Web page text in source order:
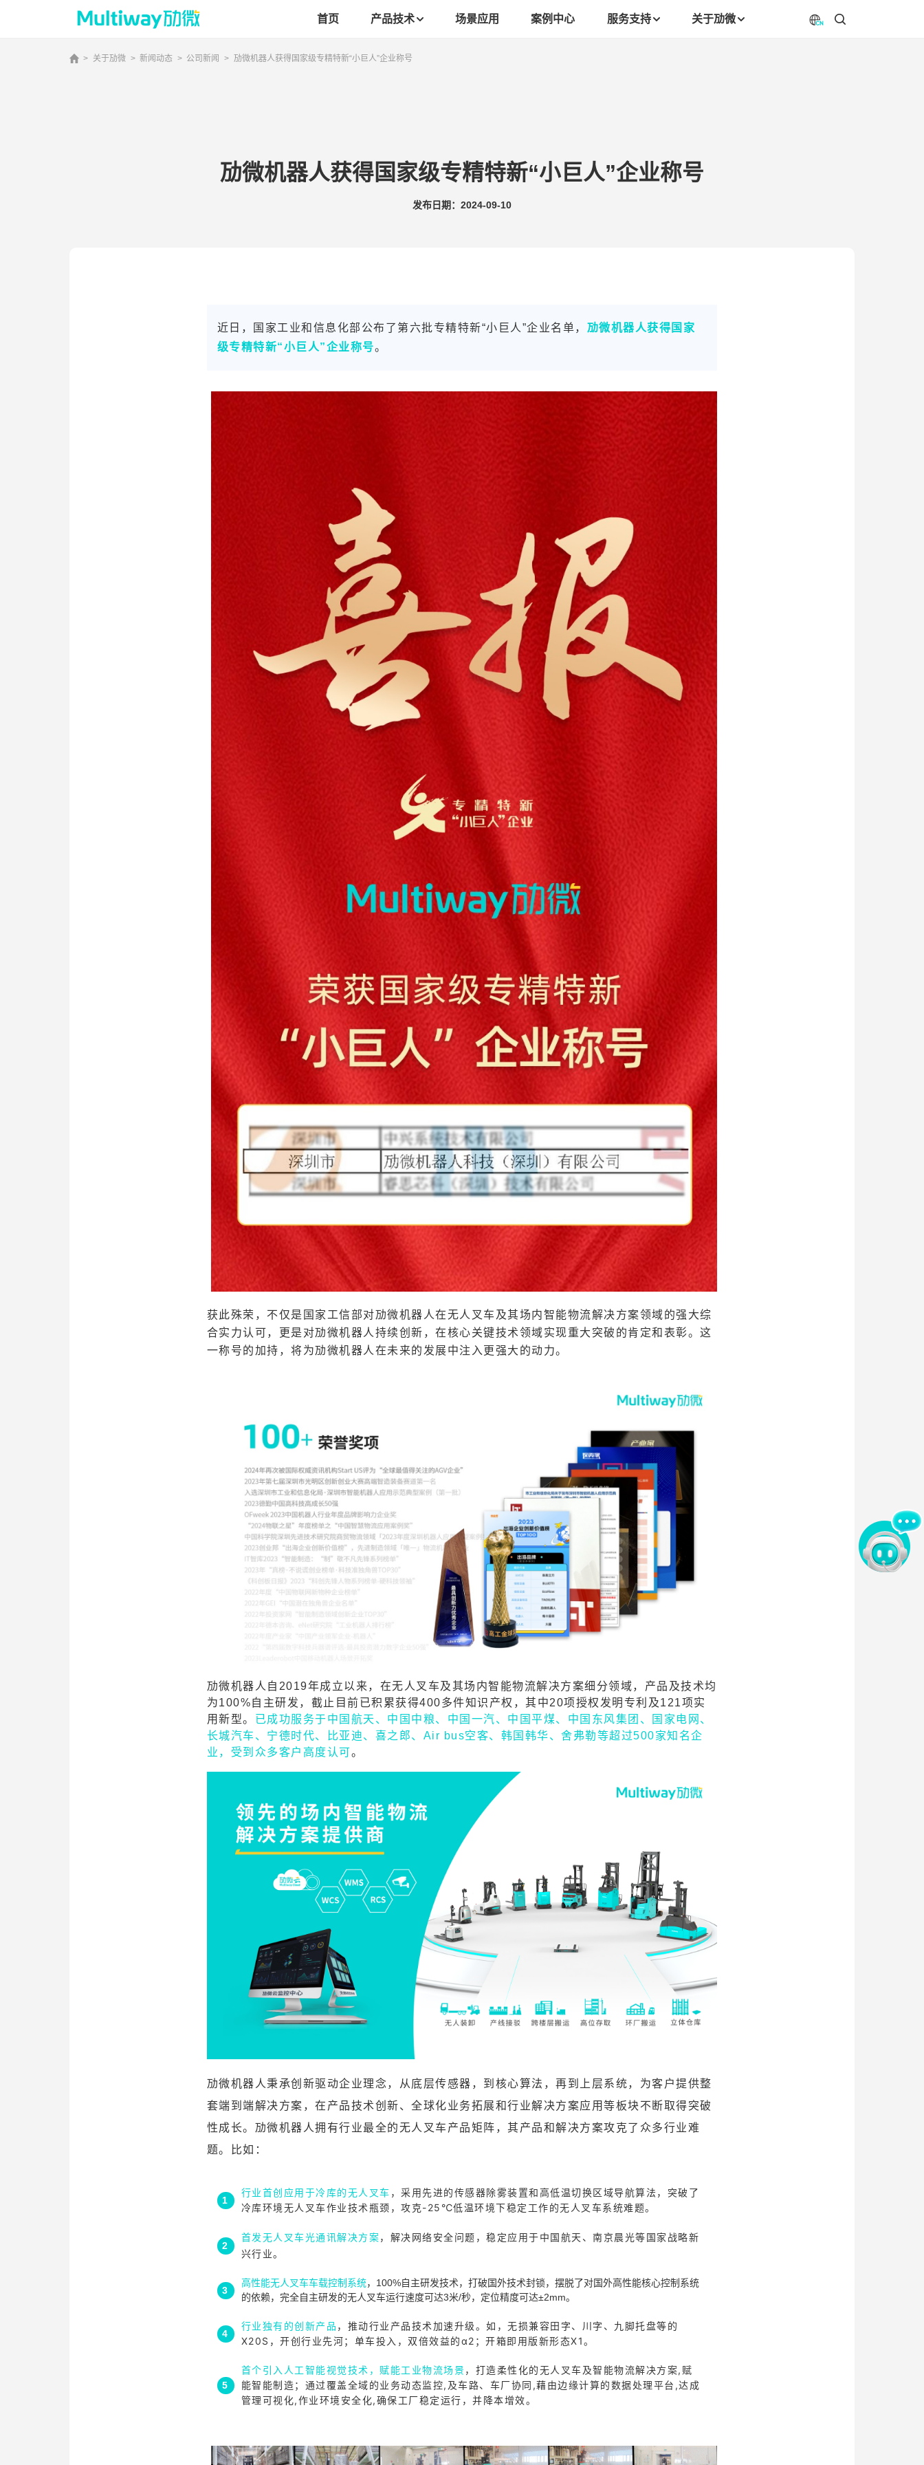
首页 产品技术 场景应用 案例中心 服务支持 关于劢微
> 关于劢微 > 新闻动态 > 公司新闻 > 劢微机器人获得国家级专精特新“小巨人”企业称号
劢微机器人获得国家级专精特新“小巨人”企业称号
发布日期：2024-09-10
近日，国家工业和信息化部公布了第六批专精特新“小巨人”企业名单， 劢微机器人获得国家
级专精特新“小巨人”企业称号。
获此殊荣，不仅是国家工信部对劢微机器人在无人叉车及其场内智能物流解决方案领域的强大综
合实力认可，更是对劢微机器人持续创新，在核心关键技术领域实现重大突破的肯定和表彰。这
一称号的加持，将为劢微机器人在未来的发展中注入更强大的动力。
劢微机器人自2019年成立以来，在无人叉车及其场内智能物流解决方案细分领域，产品及技术均
为100%自主研发，截止 目前已积累获得400多件知识产权，其中20项授权发明专利及121项实
用新型。
已成功服务于中国航天、中国中粮、中国一汽、中国平煤、中国东风集团、国家电网、
长城汽车、宁德时代、比亚迪、喜之郎、Air bus空客、韩国韩华、舍弗勒等超过500家知名企
业，受到众多客户高度认可 。
劢微机器人秉承创新驱动企业理念，从底层传感器，到核心算法，再到上层系统，为客户提供整
套端到端解决方案，在产品技术创新、全球化业务拓展和行业解决方案应用等板块不断取得突破
性成长。劢微机器人拥有行业最全的无人叉车产品矩阵，其产品和解决方案攻克了众多行业难
题。比如：
1
行业首创应用于冷库的无人叉车 ，采用先进的传感器除雾装置和高低温切换区域导航算法，突破了
冷库环境无人叉车作业技术瓶颈，攻克-25℃低温环境下稳定工作的无人叉车系统难题。
2
首发无人叉车光通讯解决方案，解决网络安全问题，稳定应用于中国航天、南京晨光等国家战略新
兴行业。
3
高性能无人叉车车载控制系统，100%自主研发技术，打破国外技术封锁，摆脱了对国外高性能核心控制系统
的依赖，完全自主研发的无人叉车运行速度可达3米/秒，定位精度可达±2mm。
4
行业独有的创新产品 ，推动行业产品技术加速升级。如，无损兼容田字、川字、九脚托盘等的
X20S，开创行业先河；单车投入，双倍效益的α2；开箱即用版新形态X1。
5
首个引入人工智能视觉技术，赋能工业物流场景，打造柔性化的无人叉车及智能物流解决方案,赋
能智能制造；通过覆盖全域的业务动态监控,及车路、车厂协同,藉由边缘计算的数据处理平台,达成
管理可视化,作业环境安全化,确保工厂稳定运行，并降本增效。